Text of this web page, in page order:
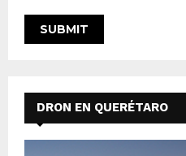
DRON EN QUERÉTARO